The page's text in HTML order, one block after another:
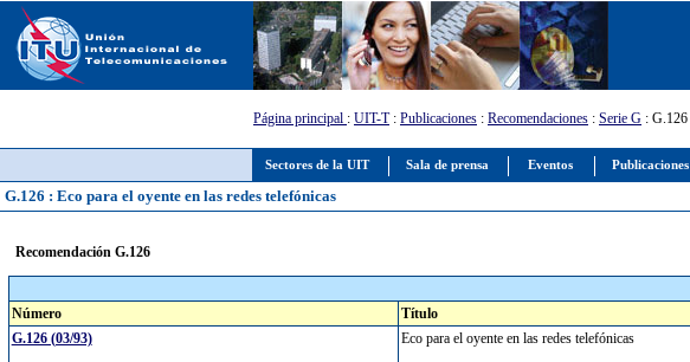
Sectores de la UIT Sala de prensa Eventos Publicaciones
Página principal : UIT-T: Publicaciones : Recomendaciones : Serie G : G.126
G.126 : Eco para el oyente en las redes telefónicas
Recomendación G.126
Número
Título
G.126 (03/93)
Eco para el oyente en las redes telefónicas